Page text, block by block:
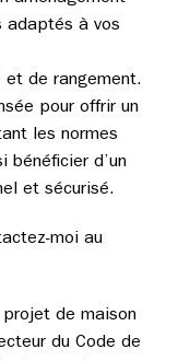
adaptés à vos
de rangement.
pour offrir un
les normes
bénéficier d’un
et sécurisé.
moi au
projet de maison
du Code de